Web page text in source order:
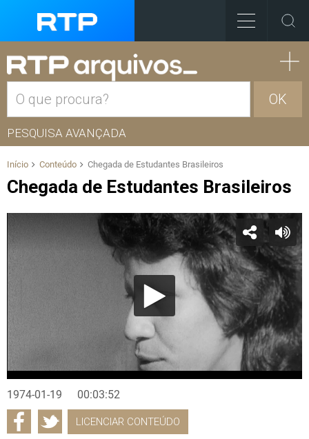
OK
PESQUISA AVANÇADA
Início Conteúdo Chegada de Estudantes Brasileiros
Chegada de Estudantes Brasileiros
1974-01-19 00:03:52
LICENCIAR CONTEÚDO